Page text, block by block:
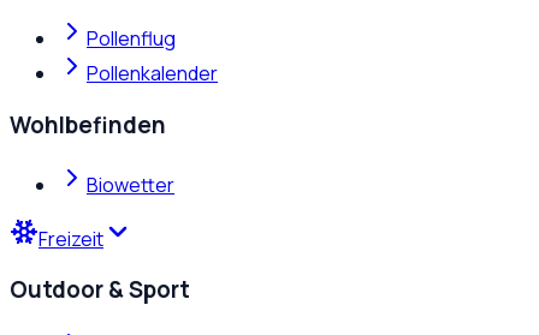
Pollenflug
Pollenkalender
Wohlbefinden
Biowetter
Freizeit
Outdoor & Sport